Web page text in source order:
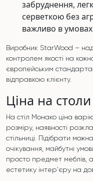
забруднення,
серветкою без
важливо в умовах
Виробник StarWood –
контролем якості на
європейським
відправкою клієнту.
Ціна на
На стіл Монако ціна
розміру, наявності
стільниці. Підібрати
очікування, майбутні
просто предмет меблів,
естетику інтер'єру на